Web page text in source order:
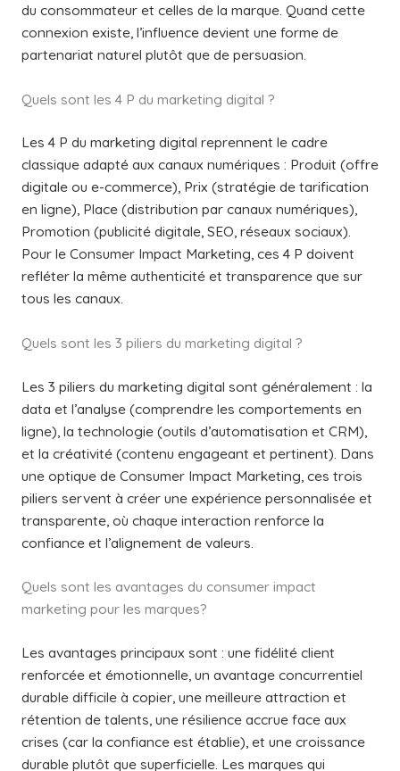
du consommateur et celles de la marque. Quand cette
connexion existe, l’influence devient une forme de
partenariat naturel plutôt que de persuasion.
Quels sont les 4 P du marketing digital ?
Les 4 P du marketing digital reprennent le cadre
classique adapté aux canaux numériques : Produit (offre
digitale ou e-commerce), Prix (stratégie de tarification
en ligne), Place (distribution par canaux numériques),
Promotion (publicité digitale, SEO, réseaux sociaux).
Pour le Consumer Impact Marketing, ces 4 P doivent
refléter la même authenticité et transparence que sur
tous les canaux.
Quels sont les 3 piliers du marketing digital ?
Les 3 piliers du marketing digital sont généralement : la
data et l’analyse (comprendre les comportements en
ligne), la technologie (outils d’automatisation et CRM),
et la créativité (contenu engageant et pertinent). Dans
une optique de Consumer Impact Marketing, ces trois
piliers servent à créer une expérience personnalisée et
transparente, où chaque interaction renforce la
confiance et l’alignement de valeurs.
Quels sont les avantages du consumer impact
marketing pour les marques?
Les avantages principaux sont : une fidélité client
renforcée et émotionnelle, un avantage concurrentiel
durable difficile à copier, une meilleure attraction et
rétention de talents, une résilience accrue face aux
crises (car la confiance est établie), et une croissance
durable plutôt que superficielle. Les marques qui